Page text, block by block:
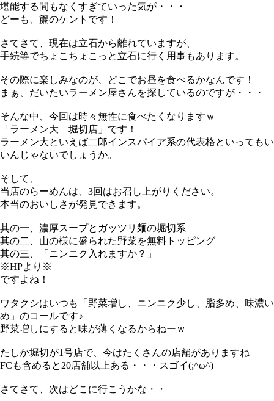
堪能する間もなくすぎていった気が・・・
どーも、簾のケントです！
さてさて、現在は立石から離れていますが、
手続等でちょこちょこっと立石に行く用事もあります。
その際に楽しみなのが、どこでお昼を食べるかなんです！
まぁ、だいたいラーメン屋さんを探しているのですが・・・
そんな中、今回は時々無性に食べたくなりますｗ
「ラーメン大 堀切店」です！
ラーメン大といえば二郎インスパイア系の代表格といってもい
いんじゃないでしょうか。
そして、
当店のらーめんは、3回はお召し上がりください。
本当のおいしさが発見できます。
其の一、濃厚スープとガッツリ麺の堀切系
其の二、山の様に盛られた野菜を無料トッピング
其の三、「ニンニク入れますか？」
※HPより※
ですよね！
ワタクシはいつも「野菜増し、ニンニク少し、脂多め、味濃い
め」のコールです♪
野菜増しにすると味が薄くなるからねーｗ
たしか堀切が1号店で、今はたくさんの店舗がありますね
FCも含めると20店舗以上ある・・・スゴイ(;^ω^)
さてさて、次はどこに行こうかな・・